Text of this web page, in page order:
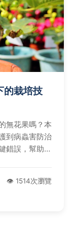
的栽培技
無花果嗎？本
到病蟲害防治
錯誤，幫助你
👁️ 1514次瀏覽